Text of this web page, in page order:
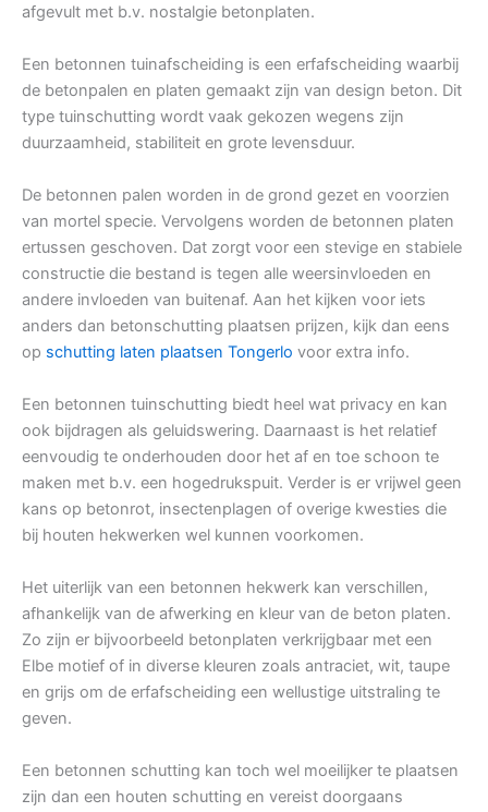
afgevult met b.v. nostalgie betonplaten.
Een betonnen tuinafscheiding is een erfafscheiding waarbij
de betonpalen en platen gemaakt zijn van design beton. Dit
type tuinschutting wordt vaak gekozen wegens zijn
duurzaamheid, stabiliteit en grote levensduur.
De betonnen palen worden in de grond gezet en voorzien
van mortel specie. Vervolgens worden de betonnen platen
ertussen geschoven. Dat zorgt voor een stevige en stabiele
constructie die bestand is tegen alle weersinvloeden en
andere invloeden van buitenaf. Aan het kijken voor iets
anders dan betonschutting plaatsen prijzen, kijk dan eens
op schutting laten plaatsen Tongerlo voor extra info.
Een betonnen tuinschutting biedt heel wat privacy en kan
ook bijdragen als geluidswering. Daarnaast is het relatief
eenvoudig te onderhouden door het af en toe schoon te
maken met b.v. een hogedrukspuit. Verder is er vrijwel geen
kans op betonrot, insectenplagen of overige kwesties die
bij houten hekwerken wel kunnen voorkomen.
Het uiterlijk van een betonnen hekwerk kan verschillen,
afhankelijk van de afwerking en kleur van de beton platen.
Zo zijn er bijvoorbeeld betonplaten verkrijgbaar met een
Elbe motief of in diverse kleuren zoals antraciet, wit, taupe
en grijs om de erfafscheiding een wellustige uitstraling te
geven.
Een betonnen schutting kan toch wel moeilijker te plaatsen
zijn dan een houten schutting en vereist doorgaans